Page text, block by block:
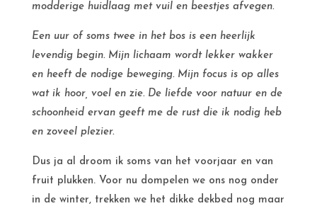
modderige huidlaag met vuil en beestjes afvegen.
Een uur of soms twee in het bos is een heerlijk
levendig begin. Mijn lichaam wordt lekker wakker
en heeft de nodige beweging. Mijn focus is op alles
wat ik hoor, voel en zie. De liefde voor natuur en de
schoonheid ervan geeft me de rust die ik nodig heb
en zoveel plezier.
Dus ja al droom ik soms van het voorjaar en van
fruit plukken. Voor nu dompelen we ons nog onder
in de winter, trekken we het dikke dekbed nog maar